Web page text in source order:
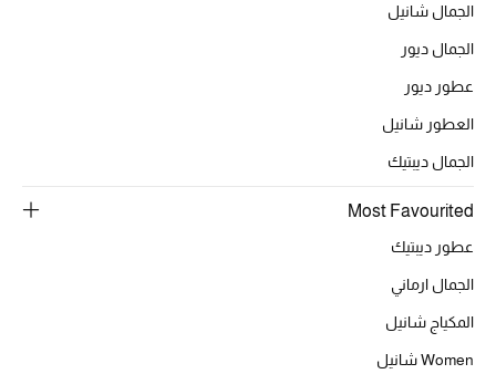
الموسم الجديد
حصريًا عبر الإنترنت
جميع إصدارتنا النسائية
الحب للمحلي
الملابس الرياضية النسائية
الجمال شانيل
الجمال ديور
عطور ديور
العطور شانيل
الجمال ديبتيك
Most Favourited
عطور ديبتيك
الجمال ارماني
المكياج شانيل
Women شانيل